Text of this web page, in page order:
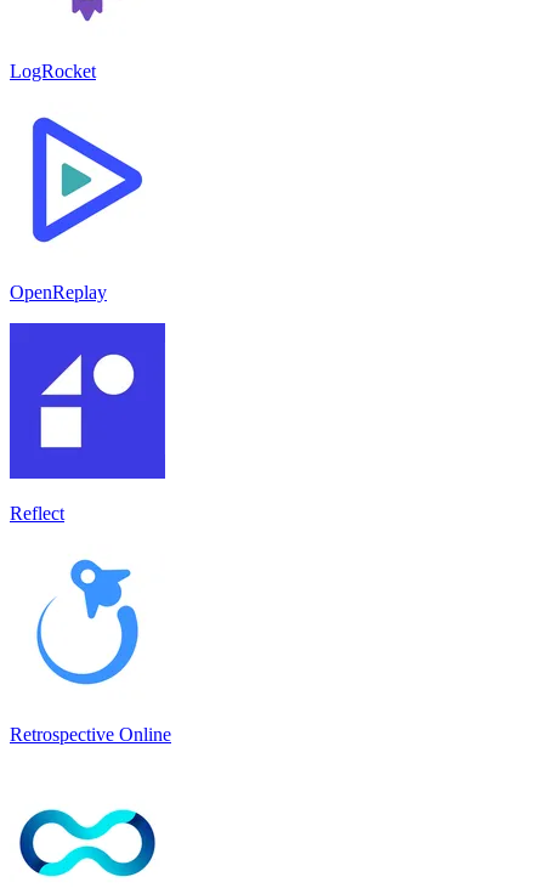
LogRocket
OpenReplay
Reflect
Retrospective Online